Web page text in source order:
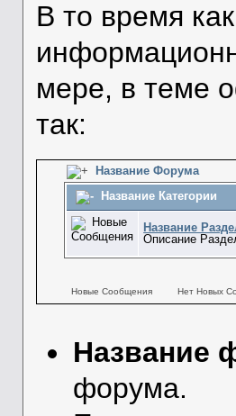
В то время
мере, в теме
так:
Название Форума
Название Категории
Название
Описание
Новые Сообщения Нет Новых
Название
форума.